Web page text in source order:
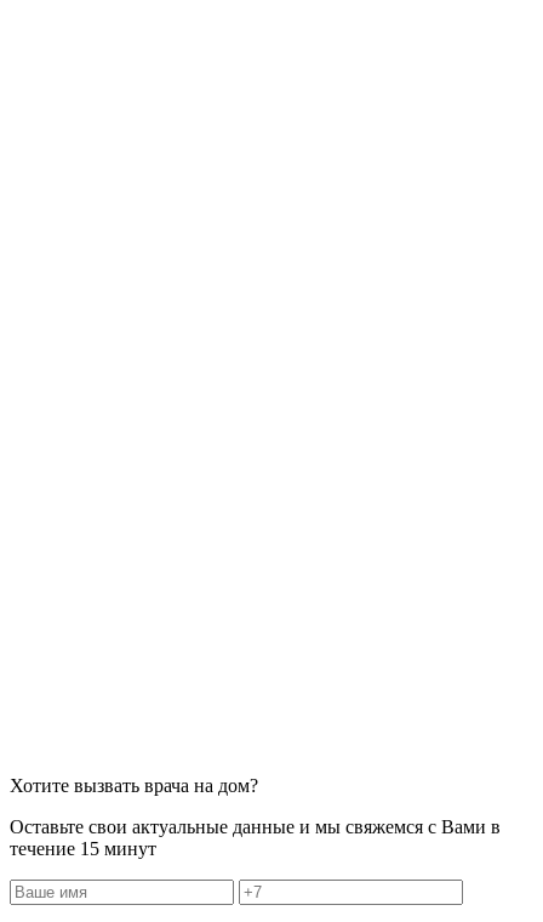
Хотите вызвать врача на дом?
Оставьте свои актуальные данные и мы свяжемся с Вами в
течение 15 минут